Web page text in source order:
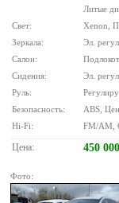
Литые
Свет:
Xenon,
Зеркала:
Эл.
Салон:
Сидения:
Эл.
Руль:
Безопасность:
ABS,
Hi-Fi:
FM/AM,
Цена: 450
Фото: